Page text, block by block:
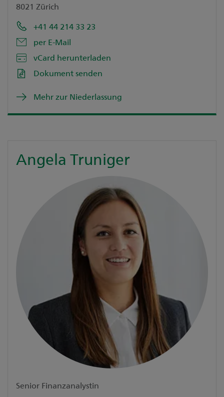
8021 Zürich
+41 44 214 33 23
per E-Mail
vCard herunterladen
Dokument senden
Mehr zur Niederlassung
Angela Truniger
Senior Finanzanalystin